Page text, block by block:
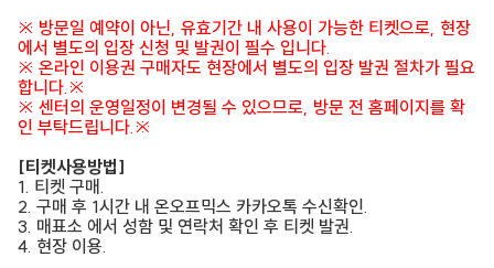
※ 방문일 예약이 아닌, 유효기간 내 사용이 가능한 티켓으로, 현장
에서 별도의 입장 신청 및 발권이 필수 입니다.
※ 온라인 이용권 구매자도 현장에서 별도의 입장 발권 절차가 필요
합니다.※
※ 센터의 운영일정이 변경될 수 있으므로, 방문 전 홈페이지를 확
인 부탁드립니다.※
[티켓사용방법]
1. 티켓 구매.
2. 구매 후 1시간 내 온오프믹스 카카오톡 수신확인.
3. 매표소 에서 성함 및 연락처 확인 후 티켓 발권.
4. 현장 이용.